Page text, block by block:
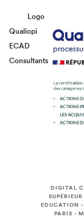
Logo
Qualiopi
ECAD
Consultants
DIGITAL
EDUCATION
PARIS -